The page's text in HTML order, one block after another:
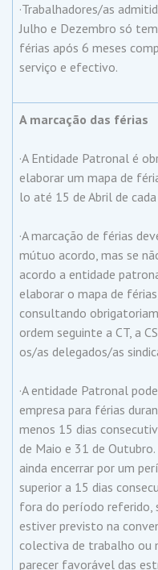
·Trabalhadores/as
Julho e Dezembro só
férias após 6 meses
serviço e efectivo.
A marcação das férias
·A Entidade Patronal é
elaborar um mapa de
lo até 15 de Abril de cada
·A marcação de férias
mútuo acordo, mas se
acordo a entidade
elaborar o mapa de
consultando
ordem seguinte a CT, a
os/as delegados/as
·A entidade Patronal
empresa para férias
menos 15 dias
de Maio e 31 de Outubro.
ainda encerrar por um
superior a 15 dias
fora do período referido,
estiver previsto na
colectiva de trabalho ou
parecer favorável das